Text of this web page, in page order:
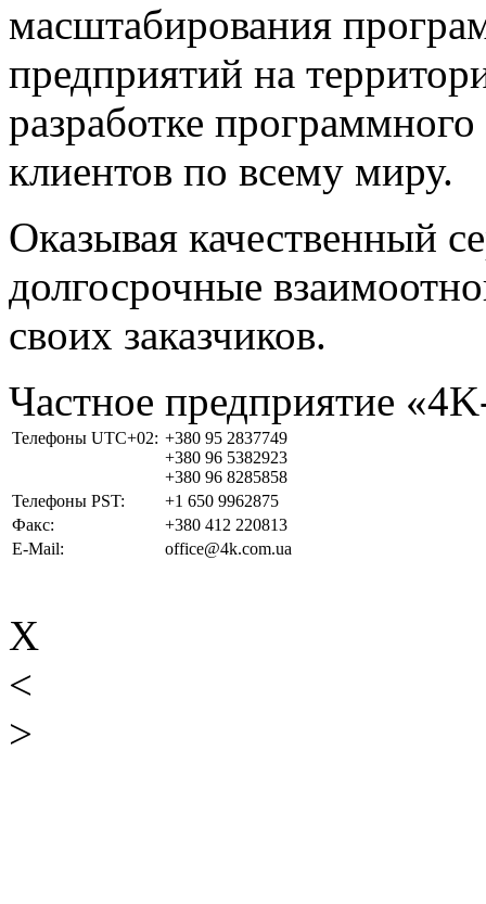
масштабирования
предприятий на
разработке
клиентов по всему миру.
Оказывая качественный
долгосрочные
своих заказчиков.
Частное предприятие
Телефоны UTC+02: +380 95 2837749
+380 96 5382923
+380 96 8285858
Телефоны PST:
+1 650 9962875
Факс:
+380 412 220813
E-Mail:
office@4k.com.ua
X
<
>